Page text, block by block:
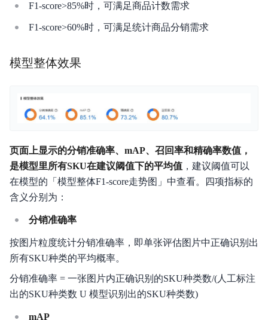
F1-score>85%时，可满足商品计数需求
F1-score>60%时，可满足统计商品分销需求
模型整体效果
页面上显示的分销准确率、mAP、召回率和精确率数值，
是模型里所有SKU在建议阈值下的平均值 ，建议阈值可以
在模型的「模型整体F1-score走势图」中查看。四项指标的
含义分别为：
分销准确率
按图片粒度统计分销准确率，即单张评估图片中正确识别出
所有SKU种类的平均概率。
分销准确率 = 一张图片内正确识别的SKU种类数/(人工标注
出的SKU种类数 U 模型识别出的SKU种类数)
mAP